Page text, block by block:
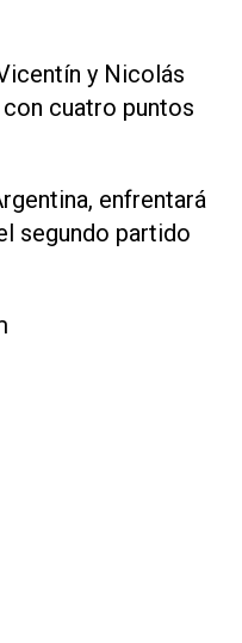
y Nicolás
cuatro puntos
enfrentará
segundo partido